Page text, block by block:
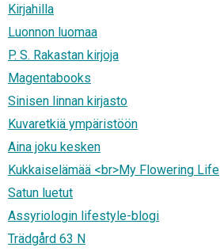
Kirjahilla
Luonnon luomaa
P. S. Rakastan kirjoja
Magentabooks
Sinisen linnan kirjasto
Kuvaretkiä ympäristöön
Aina joku kesken
Kukkaiselämää <br>My Flowering Life
Satun luetut
Assyriologin lifestyle-blogi
Trädgård 63 N